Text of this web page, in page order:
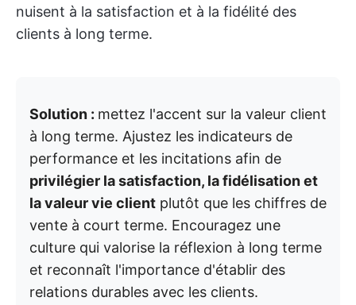
nuisent à la satisfaction et à la fidélité des
clients à long terme.
Solution : mettez l'accent sur la valeur client
à long terme. Ajustez les indicateurs de
performance et les incitations afin de
privilégier la satisfaction, la fidélisation et
la valeur vie client plutôt que les chiffres de
vente à court terme. Encouragez une
culture qui valorise la réflexion à long terme
et reconnaît l'importance d'établir des
relations durables avec les clients.